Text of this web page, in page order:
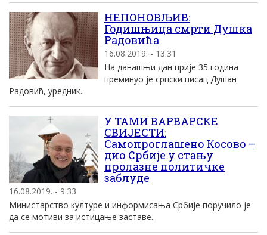
НЕПОНОВЉИВ:
Годишњица смрти Душка
Радовића
16.08.2019. - 13:31
На данашњи дан прије 35 година
преминуо је српски писац Душан
Радовић, уредник...
У ТАМИ ВАРВАРСКЕ
СВИЈЕСТИ:
Самопроглашено Косово –
дио Србије у стању
пролазне политичке
заблуде
16.08.2019. - 9:33
Министарство културе и информисања Србије поручило је
да се мотиви за истицање заставе...